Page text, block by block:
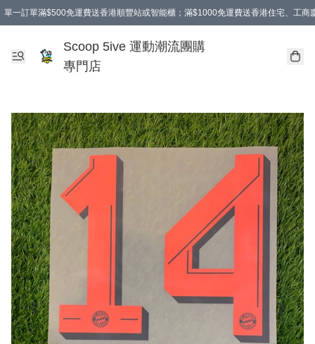
單一訂單滿$500免運費送香港順豐站或智能櫃；滿$1000免運費送香港住宅、工商
Scoop 5ive 運動潮流團購
專門店